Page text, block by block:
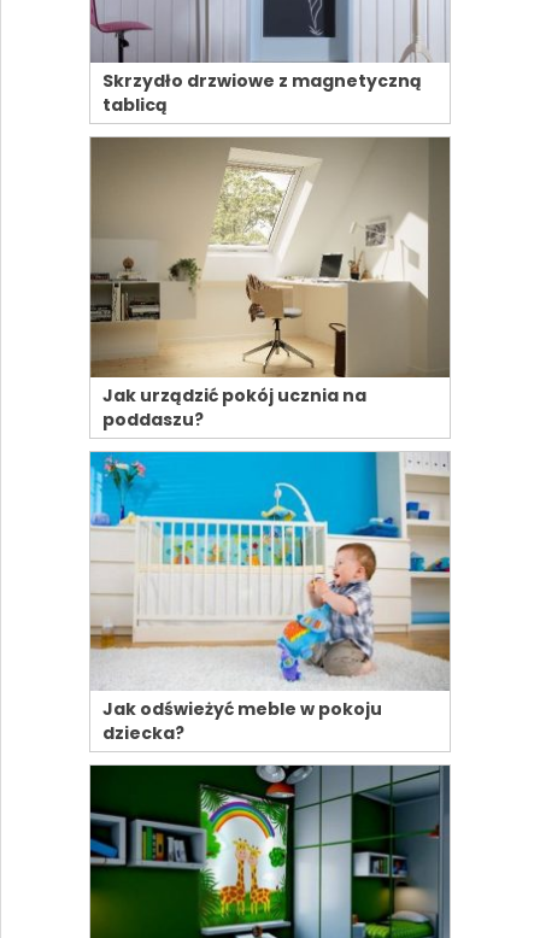
Skrzydło drzwiowe z magnetyczną
tablicą
Jak urządzić pokój ucznia na
poddaszu?
Jak odświeżyć meble w pokoju
dziecka?